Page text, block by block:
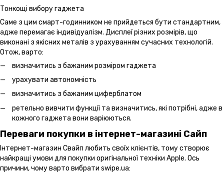
Тонкощі вибору гаджета
Саме з цим смарт-годинником не прийдеться бути стандартним,
адже перемагає індивідуалізм. Дисплеї різних розмірів, що
виконані з якісних металів з урахуванням сучасних технологій.
Отож, варто:
визначитись з бажаним розміром гаджета
урахувати автономність
визначитись з бажаним циферблатом
ретельно вивчити функції та визначитись, які потрібні, адже в
кожного гаджета вони варіюються.
Переваги покупки в інтернет-магазині Сайп
Інтернет-магазин Свайп любить своїх клієнтів, тому створює
найкращі умови для покупки оригінальної техніки Apple. Ось
причини, чому варто вибрати swipe.ua: